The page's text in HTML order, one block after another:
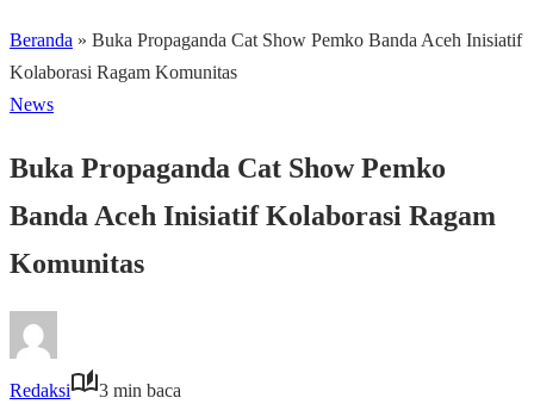
Beranda » Buka Propaganda Cat Show Pemko Banda Aceh Inisiatif
Kolaborasi Ragam Komunitas
News
Buka Propaganda Cat Show Pemko
Banda Aceh Inisiatif Kolaborasi Ragam
Komunitas
Redaksi
3 min baca